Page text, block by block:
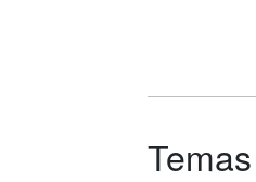
Temas